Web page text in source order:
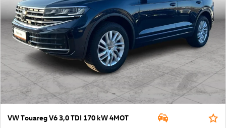
VW Touareg V6 3,0 TDI 170 kW 4MOT